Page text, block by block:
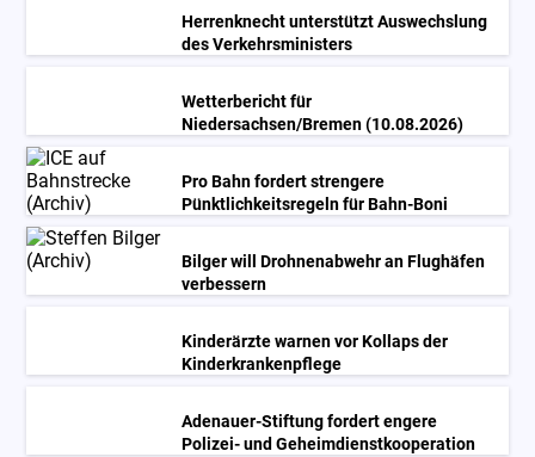
Herrenknecht unterstützt Auswechslung
des Verkehrsministers
Wetterbericht für
Niedersachsen/Bremen (10.08.2026)
Pro Bahn fordert strengere
Pünktlichkeitsregeln für Bahn-Boni
Bilger will Drohnenabwehr an Flughäfen
verbessern
Kinderärzte warnen vor Kollaps der
Kinderkrankenpflege
Adenauer-Stiftung fordert engere
Polizei- und Geheimdienstkooperation